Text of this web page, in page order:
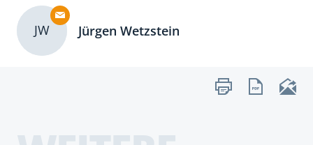
JW Jürgen Wetzstein